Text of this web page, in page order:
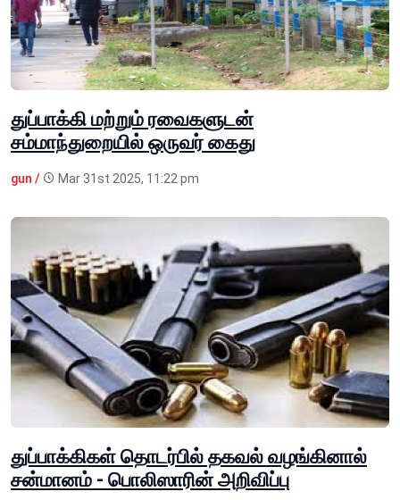
துப்பாக்கி மற்றும் ரவைகளுடன்
சம்மாந்துறையில் ஒருவர் கைது
gun / Mar 31st 2025, 11:22 pm
துப்பாக்கிகள் தொடர்பில் தகவல் வழங்கினால்
சன்மானம் - பொலிஸாரின் அறிவிப்பு